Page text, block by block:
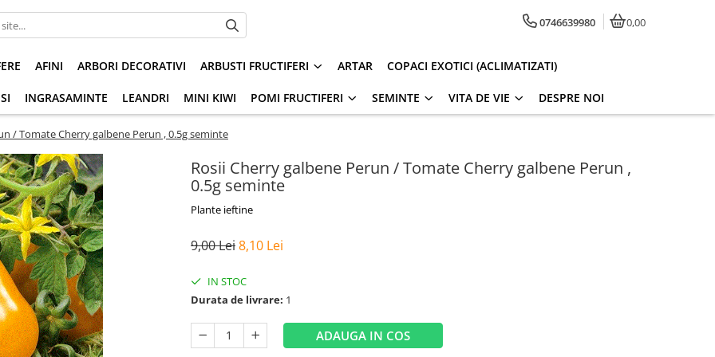
0746639980 0,00
AFINI ARBORI DECORATIVI ARBUSTI FRUCTIFERI ARTAR COPACI EXOTICI (ACLIMATIZATI)
INGRASAMINTE LEANDRI MINI KIWI POMI FRUCTIFERI SEMINTE VITA DE VIE DESPRE NOI
/ Tomate Cherry galbene Perun , 0.5g seminte
Rosii Cherry galbene Perun / Tomate Cherry galbene Perun ,
0.5g seminte
Plante ieftine
9,00 Lei8,10 Lei
IN STOC
Durata de livrare: 1
ADAUGA IN COS